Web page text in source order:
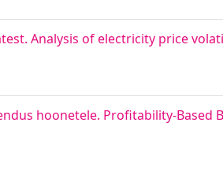
Analysis of electricity price
hoonetele. Profitability-Based